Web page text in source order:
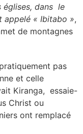
églises, dans le
appelé « Ibitabo »,
de montagnes
pas
et celle
Kiranga, essaie-
Christ ou
ont remplacé